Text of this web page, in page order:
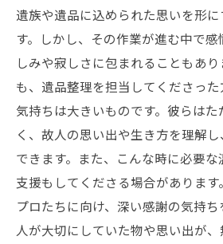
遺族や遺品に込められた思いを形
す。しかし、その作業が進む中で
しみや寂しさに包まれることもあ
も、遺品整理を担当してくださっ
気持ちは大きいものです。彼らは
く、故人の思い出や生き方を理解
できます。また、こんな時に必要
支援もしてくださる場合があります
プロたちに向け、深い感謝の気持
人が大切にしていた物や思い出が